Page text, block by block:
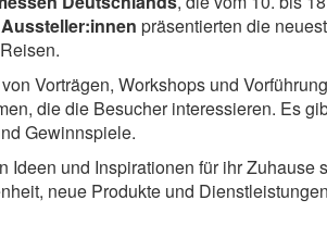
präsentierten die
Vorträgen, Workshops und
die die Besucher interessieren. Es
Gewinnspiele.
und Inspirationen für ihr
neue Produkte und